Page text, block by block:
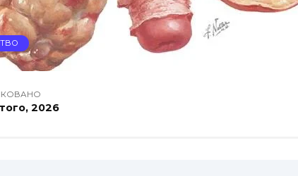
2026